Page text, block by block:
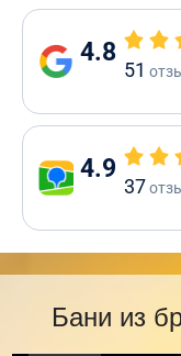
4.8
51
4.9
37
Бани из